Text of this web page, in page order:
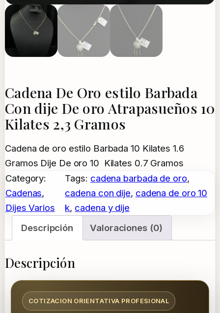
Cadena De Oro estilo Barbada
Con dije De oro Atrapasueños 10
Kilates 2,3 Gramos
Cadena de oro estilo Barbada 10 Kilates 1.6
Gramos Dije De oro 10 Kilates 0.7 Gramos
Category:
Cadenas
Dijes Varios
Tags: cadena barbada de oro
cadena con dije, cadena de oro 10
k, cadena y dije
Descripción
Valoraciones (0)
Descripción
COTIZACION ORIENTATIVA PROFESIONAL